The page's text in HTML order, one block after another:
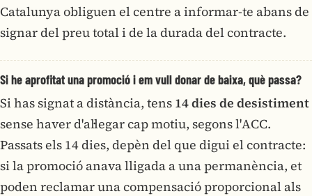
Catalunya obliguen el centre a informar-te abans de
signar del preu total i de la durada del contracte.
Si he aprofitat una promoció i em vull donar de baixa, què passa?
Si has signat a distància, tens 14 dies de desistiment
sense haver d'al·legar cap motiu, segons l'ACC.
Passats els 14 dies, depèn del que digui el contracte:
si la promoció anava lligada a una permanència, et
poden reclamar una compensació proporcional als